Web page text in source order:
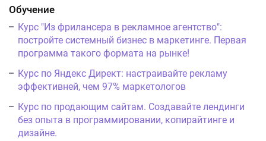
Обучение
Курс "Из фрилансера в рекламное агентство":
постройте системный бизнес в маркетинге. Первая
программа такого формата на рынке!
Курс по Яндекс Директ: настраивайте рекламу
эффективней, чем 97% маркетологов
Курс по продающим сайтам. Создавайте лендинги
без опыта в программировании, копирайтинге и
дизайне.